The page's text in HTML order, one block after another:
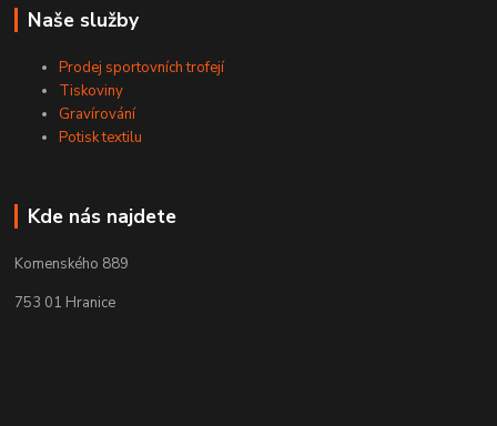
Naše služby
Prodej sportovních trofejí
Tiskoviny
Gravírování
Potisk textilu
Kde nás najdete
Komenského 889
753 01 Hranice